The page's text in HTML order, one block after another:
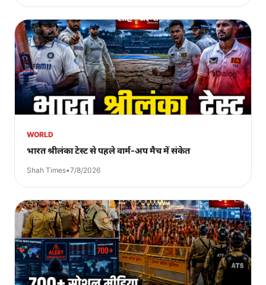
WORLD
भारत श्रीलंका टेस्ट से पहले वार्म-अप मैच में संकेत
Shah Times•7/8/2026